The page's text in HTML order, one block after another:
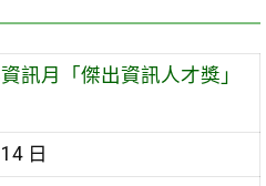
訊月「傑出資訊人才獎」
日